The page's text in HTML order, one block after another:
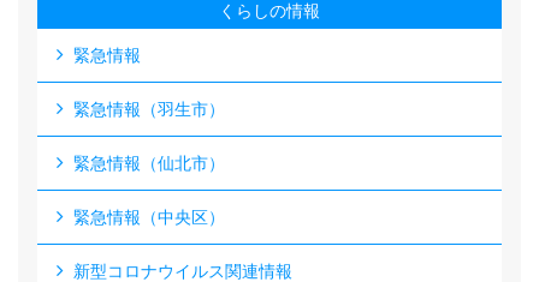
くらしの情報
緊急情報
緊急情報（羽生市）
緊急情報（仙北市）
緊急情報（中央区）
新型コロナウイルス関連情報